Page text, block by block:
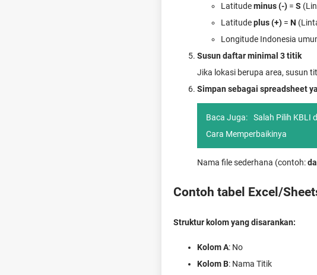
Latitudeminus (-) = S
Latitudeplus (+) = N
Longitude Indonesia
Susun daftar minimal 3 titik
Jika lokasi berupa area, susun
Simpan sebagai spreadsheet
Baca Juga:
Salah Pilih KBLI
Cara Memperbaikinya
Nama file sederhana (contoh:
Contoh tabel Excel/
Struktur kolom yang disarankan:
Kolom A: No
Kolom B: Nama Titik